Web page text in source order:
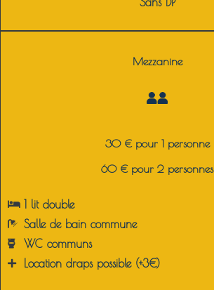
Mezzanine
30 € pour 1 personne
60 € pour 2 personnes
1 lit double
Salle de bain commune
WC communs
Location draps possible (+3€)